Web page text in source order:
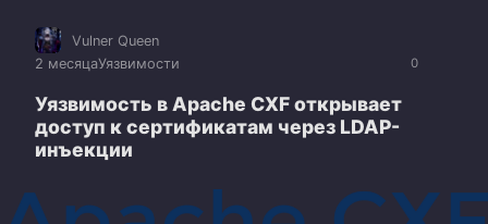
0
Vulner Queen
2 месяцаУязвимости
Уязвимость в Apache CXF открывает
доступ к сертификатам через LDAP-
инъекции